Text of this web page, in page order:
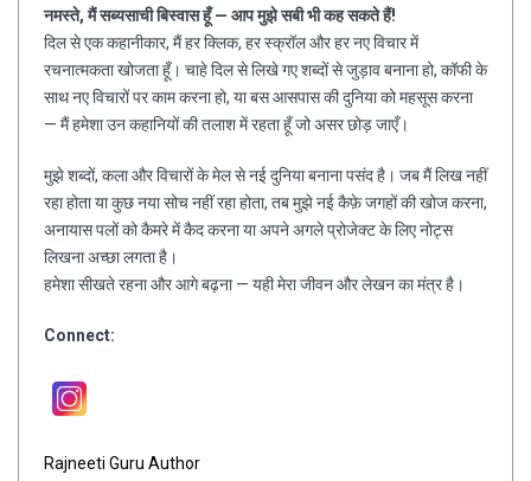
नमस्ते, मैं सब्यसाची बिस्वास हूँ — आप मुझे सबी भी कह सकते हैं!
दिल से एक कहानीकार, मैं हर क्लिक, हर स्क्रॉल और हर नए विचार में
रचनात्मकता खोजता हूँ। चाहे दिल से लिखे गए शब्दों से जुड़ाव बनाना हो, कॉफी के
साथ नए विचारों पर काम करना हो, या बस आसपास की दुनिया को महसूस करना
— मैं हमेशा उन कहानियों की तलाश में रहता हूँ जो असर छोड़ जाएँ।
मुझे शब्दों, कला और विचारों के मेल से नई दुनिया बनाना पसंद है। जब मैं लिख नहीं
रहा होता या कुछ नया सोच नहीं रहा होता, तब मुझे नई कैफ़े जगहों की खोज करना,
अनायास पलों को कैमरे में कैद करना या अपने अगले प्रोजेक्ट के लिए नोट्स
लिखना अच्छा लगता है।
हमेशा सीखते रहना और आगे बढ़ना — यही मेरा जीवन और लेखन का मंत्र है।
Connect:
Rajneeti Guru Author